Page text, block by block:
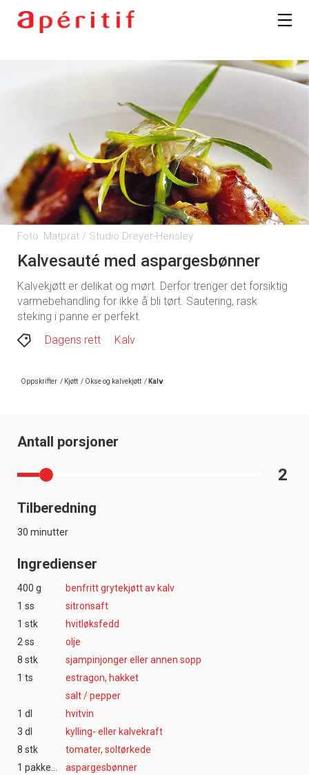
Foto: Matprat / Studio Dreyer-Hensley
Kalvesauté med aspargesbønner
Kalvekjøtt er delikat og mørt. Derfor trenger det forsiktig
varmebehandling for ikke å bli tørt. Sautering, rask
steking i panne er perfekt.
Dagens rett
Kalv
Oppskrifter / Kjøtt / Okse og kalvekjøtt / Kalv
Antall porsjoner
2
Tilberedning
30 minutter
Ingredienser
400 g
benfritt grytekjøtt av kalv
1 ss
sitronsaft
1 stk
hvitløksfedd
2 ss
olje
8 stk
sjampinjonger eller annen sopp
1 ts
estragon, hakket
salt / pepper
1 dl
hvitvin
3 dl
kylling- eller kalvekraft
8 stk
tomater, soltørkede
aspargesbønner